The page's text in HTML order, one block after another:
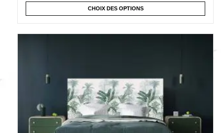
sur 5
CHOIX DES OPTIONS